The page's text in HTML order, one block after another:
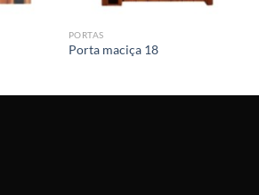
PORTAS
Porta maciça 18